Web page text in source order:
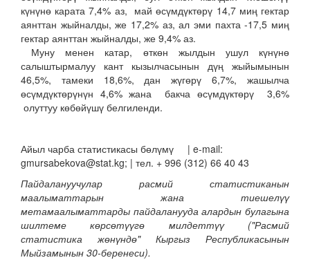
күнүнө карата 7,4% аз, май өсүмдүктөрү 14,7 миң гектар
аянттан жыйналды, же 17,2% аз, ал эми пахта -17,5 миң
гектар аянттан жыйналды, же 9,4% аз.
Муну менен катар, өткөн жылдын ушул күнүнө
салыштырмалуу кант кызылчасынын дүң жыйымынын
46,5%, тамеки 18,6%, дан жүгөрү 6,7%, жашылча
өсүмдүктөрүнүн 4,6% жана бакча өсүмдүктөрү 3,6%
олуттуу көбөйүшү белгиленди.
Айыл чарба статистикасы бөлүмү | e-mail:
gmursabekova@stat.kg; | тел. + 996 (312) 66 40 43
Пайдалануучулар расмий статистиканын
маалыматтарын жана тиешелүү
метамаалыматтарды пайдаланууда алардын булагына
шилтеме көрсөтүүгө милдеттүү ("Расмий
статистика жөнүндө" Кыргыз Республикасынын
Мыйзамынын 30-беренеси).